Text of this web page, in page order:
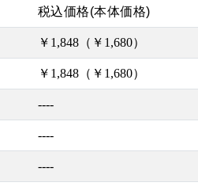
税込価格(本体価格)
￥1,848（￥1,680）
￥1,848（￥1,680）
----
----
----